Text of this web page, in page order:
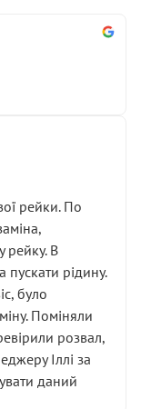
рейки. По
рейку. В
пускати рідину.
було
Поміняли
розвал,
Іллі за
даний